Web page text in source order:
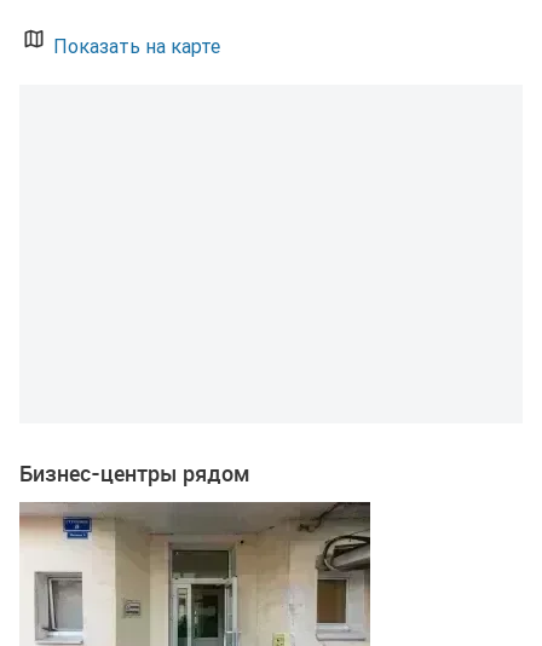
Показать на карте
Бизнес-центры рядом